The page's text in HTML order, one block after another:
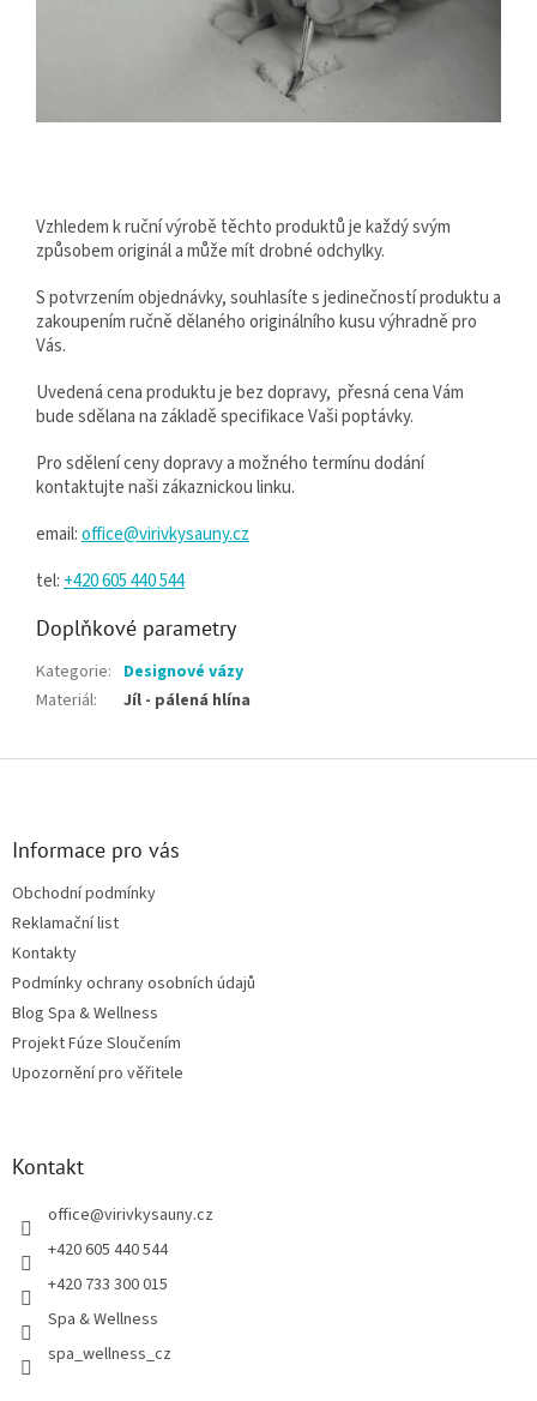
Vzhledem k ruční výrobě těchto produktů je každý svým
způsobem originál a může mít drobné odchylky.
S potvrzením objednávky, souhlasíte s jedinečností produktu a
zakoupením ručně dělaného originálního kusu výhradně pro
Vás.
Uvedená cena produktu je bez dopravy, přesná cena Vám
bude sdělana na základě specifikace Vaši poptávky.
Pro sdělení ceny dopravy a možného termínu dodání
kontaktujte naši zákaznickou linku.
email:office@virivkysauny.cz
tel:+420 605 440 544
Doplňkové parametry
Kategorie: Designové vázy
Materiál: Jíl - pálená hlína
Informace pro vás
Obchodní podmínky
Reklamační list
Kontakty
Podmínky ochrany osobních údajů
Blog Spa & Wellness
Projekt Fúze Sloučením
Upozornění pro věřitele
Kontakt
office@virivkysauny.cz
+420 605 440 544
+420 733 300 015
Spa & Wellness
spa_wellness_cz